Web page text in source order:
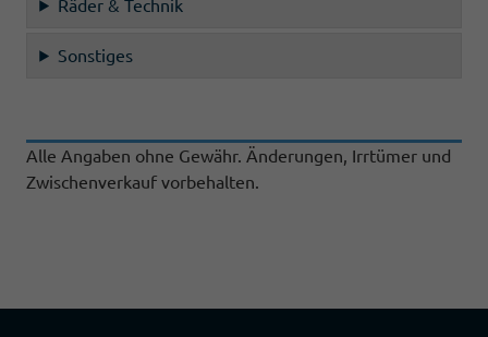
Räder & Technik
Sonstiges
Alle Angaben ohne Gewähr. Änderungen, Irrtümer und
Zwischenverkauf vorbehalten.